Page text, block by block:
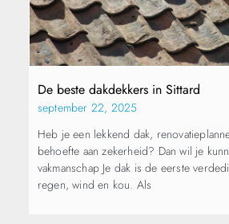
De beste dakdekkers in Sittard
september 22, 2025
Heb je een lekkend dak,
behoefte aan zekerheid? Dan wil je
vakmanschap Je dak is de eerste
regen, wind en kou. Als